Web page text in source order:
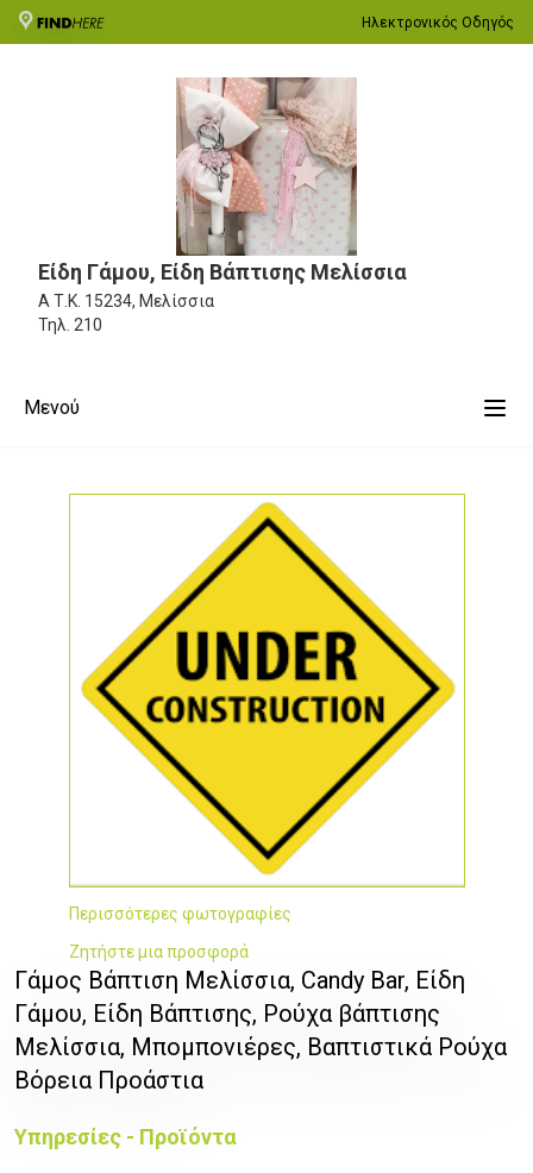
Ηλεκτρονικός Οδηγός
Είδη Γάμου, Είδη Βάπτισης Μελίσσια
Α Τ.Κ. 15234, Μελίσσια
Τηλ. 210
Μενού
Περισσότερες φωτογραφίες
Ζητήστε μια προσφορά
Γάμος Βάπτιση Μελίσσια, Candy Bar, Είδη
Γάμου, Είδη Βάπτισης, Ρούχα βάπτισης
Μελίσσια, Μπομπονιέρες, Βαπτιστικά Ρούχα
Βόρεια Προάστια
Υπηρεσίες - Προϊόντα